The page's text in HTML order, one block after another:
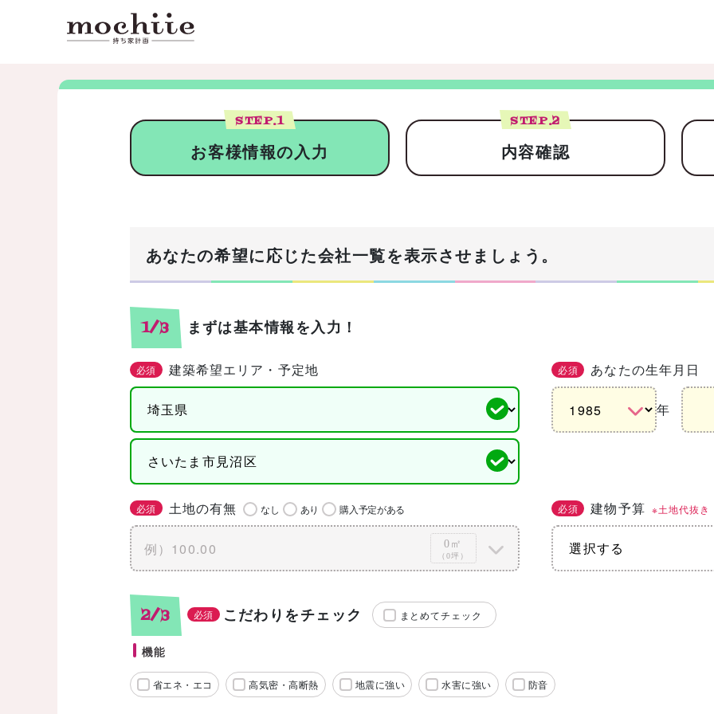
STEP.1
お客様情報の入力
STEP.2
内容確認
あなたの希望に応じた会社一覧を表示させましょう。
1/3 まずは基本情報を入力！
必須 建築希望エリア・予定地 必須 あなたの生年月日
年
必須 土地の有無 なし あり 購入予定がある
0㎡
（0坪）
必須 建物予算 ※土地代抜き
2/3 必須 こだわりをチェック まとめてチェック
機能
省エネ・エコ 高気密・高断熱 地震に強い 水害に強い 防音